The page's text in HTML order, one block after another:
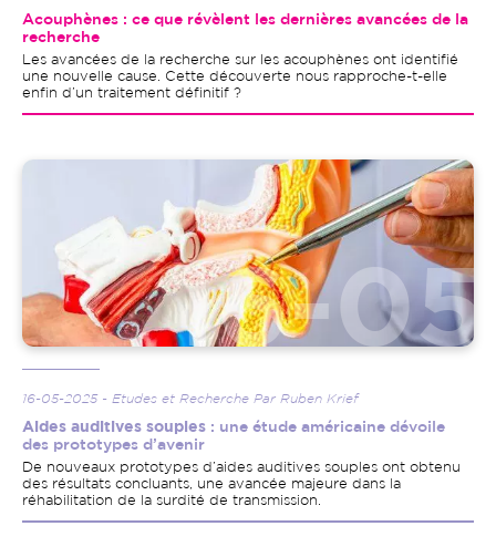
Acouphènes : ce que révèlent les dernières avancées de la
recherche
Les avancées de la recherche sur les acouphènes ont identifié
une nouvelle cause. Cette découverte nous rapproche-t-elle
enfin d’un traitement définitif ?
Image
16-05-2025 - Etudes et Recherche Par Ruben Krief
Aides auditives souples : une étude américaine dévoile
des prototypes d’avenir
De nouveaux prototypes d’aides auditives souples ont obtenu
des résultats concluants, une avancée majeure dans la
réhabilitation de la surdité de transmission.